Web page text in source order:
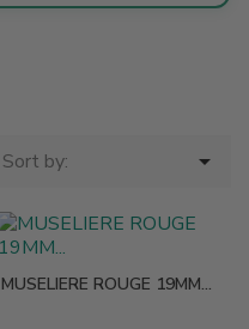
Sort by: 
MUSELIERE ROUGE 19MM...